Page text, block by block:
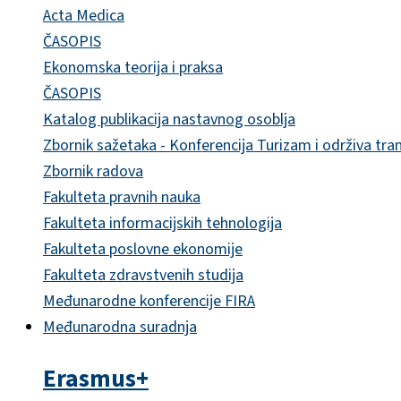
Acta Medica
ČASOPIS
Ekonomska teorija i praksa
ČASOPIS
Katalog publikacija nastavnog osoblja
Zbornik sažetaka - Konferencija Turizam i održiva
Zbornik radova
Fakulteta pravnih nauka
Fakulteta informacijskih tehnologija
Fakulteta poslovne ekonomije
Fakulteta zdravstvenih studija
Međunarodne konferencije FIRA
Međunarodna suradnja
Erasmus+